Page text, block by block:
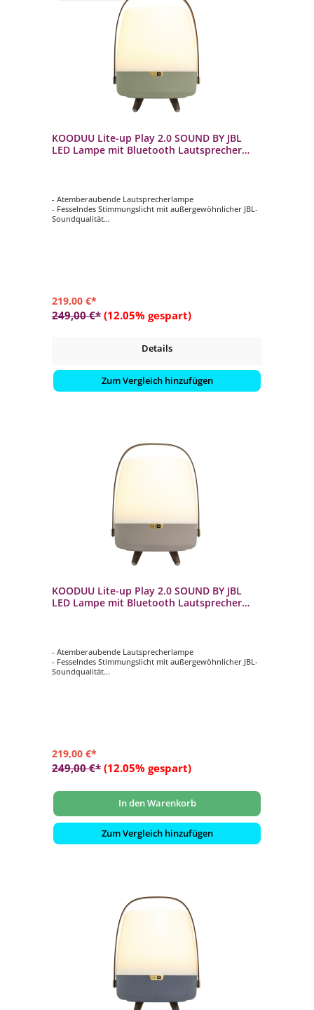
KOODUU Lite-up Play 2.0 SOUND BY JBL
LED Lampe mit Bluetooth Lautsprecher
- Atemberaubende Lautsprecherlampe
- Fesselndes Stimmungslicht mit außergewöhnlicher JBL-
Soundqualität
219,00 €*
249,00 €* (12.05% gespart)
Details
Zum Vergleich hinzufügen
KOODUU Lite-up Play 2.0 SOUND BY JBL
LED Lampe mit Bluetooth Lautsprecher
- Atemberaubende Lautsprecherlampe
- Fesselndes Stimmungslicht mit außergewöhnlicher JBL-
Soundqualität
219,00 €*
249,00 €* (12.05% gespart)
In den Warenkorb
Zum Vergleich hinzufügen